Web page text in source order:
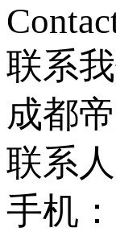
联系
成都
联系
手机